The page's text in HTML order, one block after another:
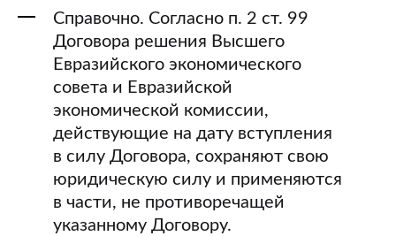
Справочно. Согласно п. 2 ст. 99
Договора решения Высшего
Евразийского экономического
совета и Евразийской
экономической комиссии,
действующие на дату вступления
в силу Договора, сохраняют свою
юридическую силу и применяются
в части, не противоречащей
указанному Договору.